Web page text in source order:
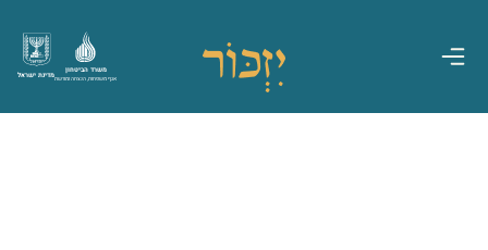
מדינת ישראל
משרד הביטחון
אגף משפחות, הנצחה ומורשת